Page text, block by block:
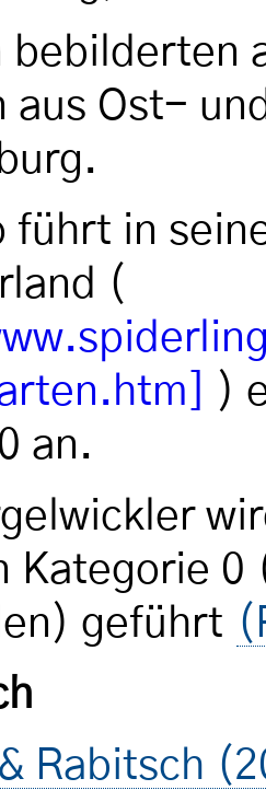
bebilderten
aus Ost-
führt in
(
)
an.
Kategorie
geführt
Rabitsch